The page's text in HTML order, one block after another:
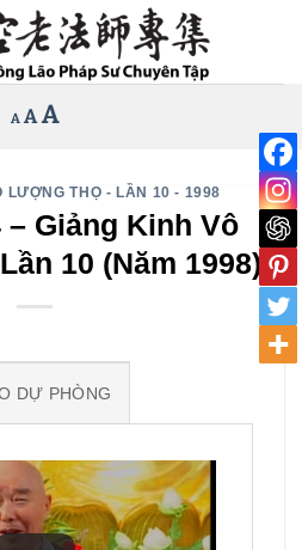
A Decrease
size.
A Reset
size.
A
size.
LƯỢNG THỌ - LẦN 10 - 1998
– Giảng Kinh Vô
10 (Năm 1998)
DỰ PHÒNG